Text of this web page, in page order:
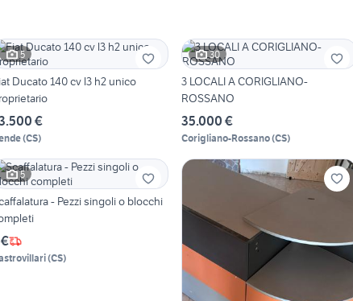
5
140 cv l3 h2 unico
€
(CS)
30
3 LOCALI A CORIGLIANO-
ROSSANO
35.000 €
Corigliano-Rossano(CS)
5
- Pezzi singoli o blocchi
(CS)